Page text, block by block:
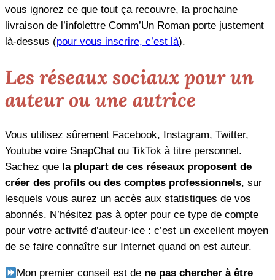
vous ignorez ce que tout ça recouvre, la prochaine
livraison de l’infolettre Comm’Un Roman porte justement
là-dessus (pour vous inscrire, c’est là).
Les réseaux sociaux pour un
auteur ou une autrice
Vous utilisez sûrement Facebook, Instagram, Twitter,
Youtube voire SnapChat ou TikTok à titre personnel.
Sachez que la plupart de ces réseaux proposent de
créer des profils ou des comptes professionnels, sur
lesquels vous aurez un accès aux statistiques de vos
abonnés. N’hésitez pas à opter pour ce type de compte
pour votre activité d’auteur·ice : c’est un excellent moyen
de se faire connaître sur Internet quand on est auteur.
Mon premier conseil est de ne pas chercher à être